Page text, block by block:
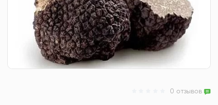
0 отзывов